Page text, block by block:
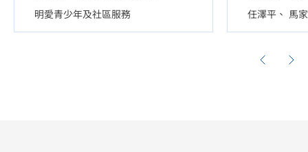
明愛青少年及社區服務 任澤平 馬